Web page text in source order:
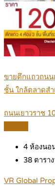
ขายตึกแถวถนน
ชั้น ใกล้ตลาดสำ
ถนนเยาวราช
4 ห้องนอ
38 ตารา
VR Global